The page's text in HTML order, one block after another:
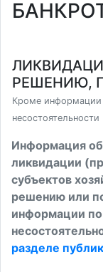
РЕШЕНИЮ,
Кроме информации
несостоятельности
Информация об
ликвидации
субъектов
решению или
информации
разделе